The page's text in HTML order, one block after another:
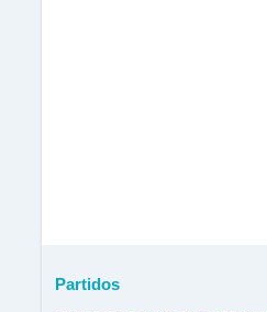
Partidos